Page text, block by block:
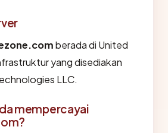
berada di United
yang disediakan
LLC.
mempercayai